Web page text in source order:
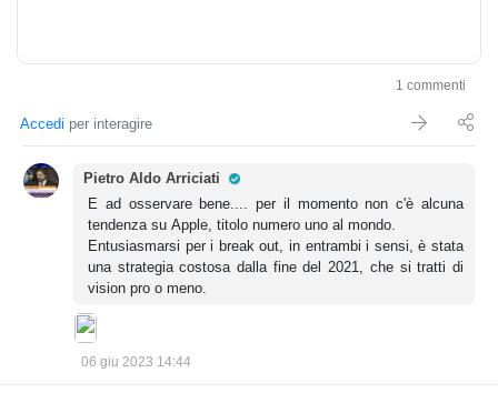
1 commenti
Accedi per interagire
Pietro Aldo Arriciati
E ad osservare bene.... per il momento non c'è alcuna
tendenza su Apple, titolo numero uno al mondo.
Entusiasmarsi per i break out, in entrambi i sensi, è stata
una strategia costosa dalla fine del 2021, che si tratti di
vision pro o meno.
06 giu 2023 14:44